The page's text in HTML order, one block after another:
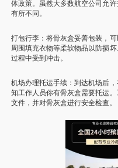
体政策。虽然大多数航空公司允
有所不同。
打包行李：将骨灰盒妥善包装，
周围填充衣物等柔软物品以防损
过程中受到冲击。
机场办理托运手续：到达机场后
知工作人员你有骨灰盒需要托运
文件，并对骨灰盒进行安全检查。